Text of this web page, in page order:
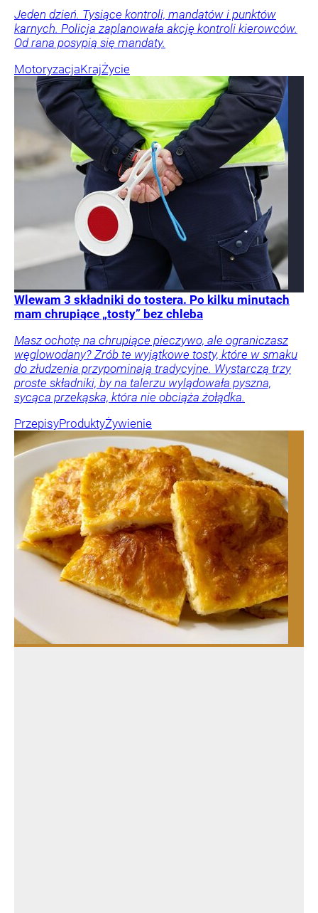
Jeden dzień. Tysiące kontroli, mandatów i punktów
karnych. Policja zaplanowała akcję kontroli kierowców.
Od rana posypią się mandaty.
MotoryzacjaKrajŻycie
Wlewam 3 składniki do tostera. Po kilku minutach
mam chrupiące „tosty” bez chleba
Masz ochotę na chrupiące pieczywo, ale ograniczasz
węglowodany? Zrób te wyjątkowe tosty, które w smaku
do złudzenia przypominają tradycyjne. Wystarczą trzy
proste składniki, by na talerzu wylądowała pyszna,
sycąca przekąska, która nie obciąża żołądka.
PrzepisyProduktyŻywienie